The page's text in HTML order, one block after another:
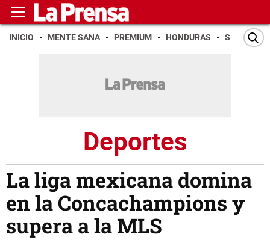
INICIO MENTE SANA PREMIUM HONDURAS SAN PEDRO
Deportes
La liga mexicana domina
en la Concachampions y
supera a la MLS